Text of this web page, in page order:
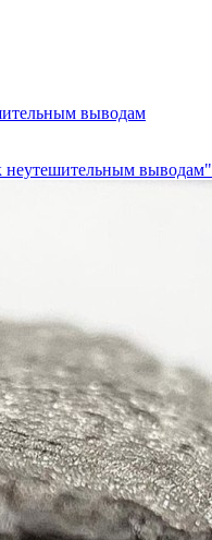
выводам
неутешительным выводам"